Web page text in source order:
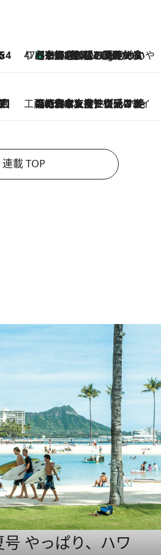
へ 47都道府県の手みやげ ひんやりスイーツで夏を満喫
16 Minutes Ago
【京都府】この夏絶対食べたい 冷やしておいしいおやつ3選 ひと口目から心を掴む新緑のテリーヌ
工藤まやのおもてなしハワイ
2026.8.6
【ハワイ土産】ローカルの絶大な支持で復活！ 絶品の幻クッキー《元ファンの日本人女性が受け継いだ名店》
連載 TOP
号 やっぱり、ハワ